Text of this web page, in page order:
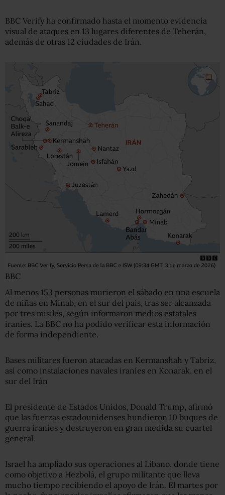
BBC Verify ha confirmado hasta el momento evidencia
visual de ataques en 13 lugares diferentes de Teherán,
además de otras 12 ciudades de Irán.
BBC
Al menos 153 personas murieron el sábado en una escuela
de niñas en Minab, en el sur del país, tras ser alcanzada
por tres misiles, según informaron medios estatales
iraníes. La BBC no ha podido verificar esta información
de forma independiente.
Bases militares fueron atacadas en Kermanshah y Tabriz,
así como instalaciones navales iraníes en Konarak, en el
sur del Irán
El presidente de Estados Unidos, Donald Trump, afirmó
que las fuerzas estadounidenses hundieron 10 buques de
guerra iraníes y destruyeron en gran medida su cuartel
general.
Israel ha ampliado sus operaciones al Líbano, donde tiene
como objetivo a Hezbolá, el grupo militante que lleva
mucho tiempo recibiendo el apoyo de Irán. El martes por